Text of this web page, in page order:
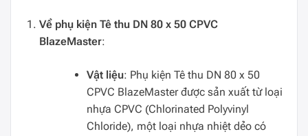
Về phụ kiện Tê thu DN 80 x 50 CPVC
BlazeMaster:
Vật liệu: Phụ kiện Tê thu DN 80 x 50
CPVC BlazeMaster được sản xuất từ loại
nhựa CPVC (Chlorinated Polyvinyl
Chloride), một loại nhựa nhiệt dẻo có